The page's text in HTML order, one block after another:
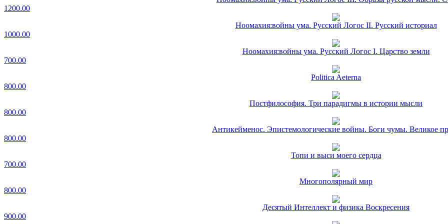
1200.00
Ноомахия:войны ума. Русский Логос II. Русский историал
1000.00
Ноомахия:войны ума. Русский Логос I. Царство земли
700.00
Politica Aeterna
800.00
Постфилософия. Три парадигмы в истории мысли
800.00
Антикейменос. Эпистемологические войны. Боги чумы. Великое
800.00
Топи и выси моего сердца
700.00
Многополярный мир
800.00
Десятый Интеллект и физика Воскресения
900.00